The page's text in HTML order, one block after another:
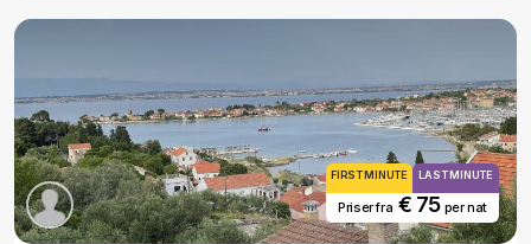
FIRST MINUTE LAST MINUTE
Priser fra€ 75 per nat